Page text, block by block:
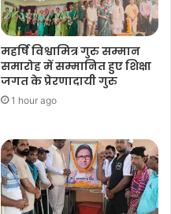
महर्षि विश्वामित्र गुरु सम्मान
समारोह में सम्मानित हुए शिक्षा
जगत के प्रेरणादायी गुरु
1 hour ago